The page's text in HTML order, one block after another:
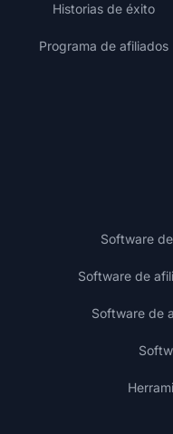
Historias de éxito
Programa de afiliados
Software
Software de
Software de